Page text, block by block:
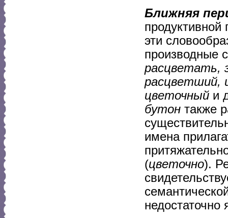
Ближняя
эти
производные
расцветать,
расцветший,
цветочный и
бутон также
имена
(цветочно).
недостаточно